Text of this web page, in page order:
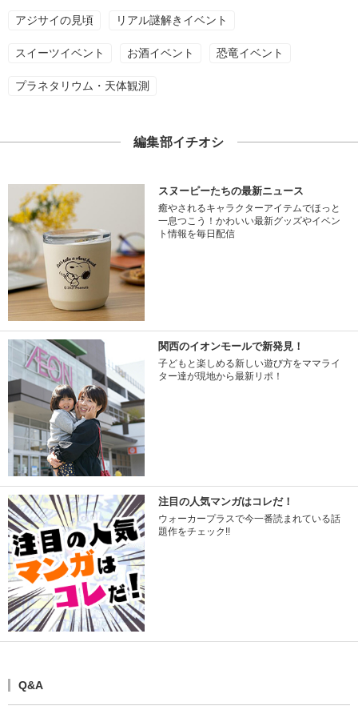
アジサイの見頃 リアル謎解きイベント
スイーツイベント お酒イベント 恐竜イベント
プラネタリウム・天体観測
編集部イチオシ
スヌーピーたちの最新ニュース
癒やされるキャラクターアイテムでほっと
一息つこう！かわいい最新グッズやイベン
ト情報を毎日配信
関西のイオンモールで新発見！
子どもと楽しめる新しい遊び方をママライ
ター達が現地から最新リポ！
注目の人気マンガはコレだ！
ウォーカープラスで今一番読まれている話
題作をチェック!!
Q&A